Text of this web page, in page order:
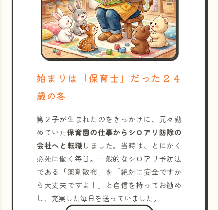
始まりは「保育士」だった２４
歳の冬
第２子が生まれたのをきっかけに、元々勤
めていた保育園の仕事からシロアリ防除の
会社へと転職しました。当時は、とにかく
必死に働く毎日。一般的なシロアリ予防法
である「薬剤散布」を「絶対に安全ですか
ら大丈夫ですよ！」と自信を持ってお勧め
し、充実した毎日を送っていました。